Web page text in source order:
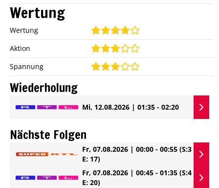
Wertung
Wertung
Aktion
Spannung
Wiederholung
Mi, 12.08.2026 | 01:35 - 02:20
Nächste Folgen
Fr, 07.08.2026 | 00:00 - 00:55 (S:3
E: 17)
Fr, 07.08.2026 | 00:45 - 01:35 (S:4
E: 20)